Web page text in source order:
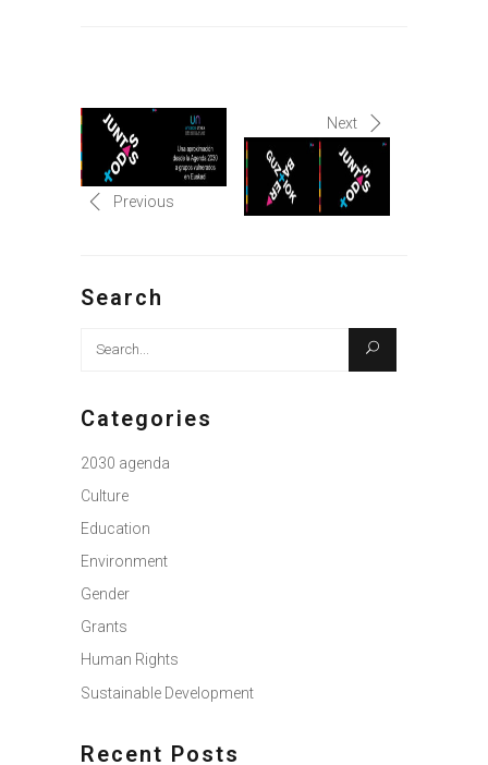
Previous
Next
Search
Search
Categories
2030 agenda
Culture
Education
Environment
Gender
Grants
Human Rights
Sustainable Development
Recent Posts